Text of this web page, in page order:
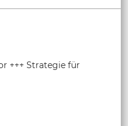
+++ Strategie für